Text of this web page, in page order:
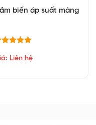
biến áp suất màng
Liên hệ